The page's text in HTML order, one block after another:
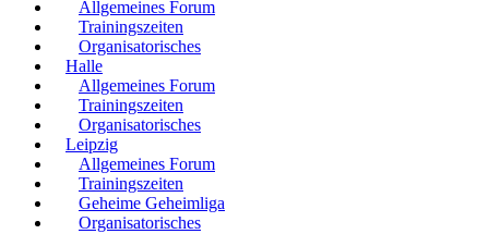
Allgemeines Forum
Trainingszeiten
Organisatorisches
Halle
Allgemeines Forum
Trainingszeiten
Organisatorisches
Leipzig
Allgemeines Forum
Trainingszeiten
Geheime Geheimliga
Organisatorisches